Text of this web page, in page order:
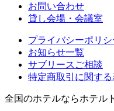
お問い合わせ
貸し会場・会議室
プライバシーポリシ
お知らせ一覧
サブリースご相談
特定商取引に関す
全国のホテルならホテル